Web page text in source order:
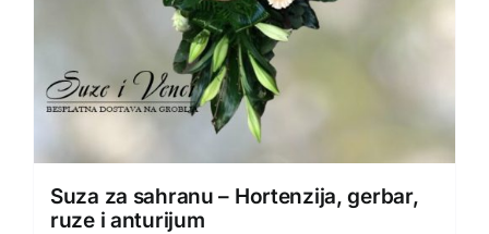
Suza za sahranu – Hortenzija, gerbar,
ruze i anturijum